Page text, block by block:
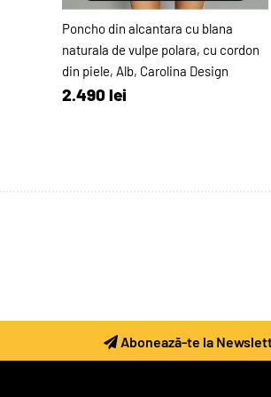
ADAUGĂ ÎN COŞ
Poncho din alcantara cu blana
naturala de vulpe polara, cu cordon
din piele, Alb, Carolina Design
2.490 lei
Abonează-te la